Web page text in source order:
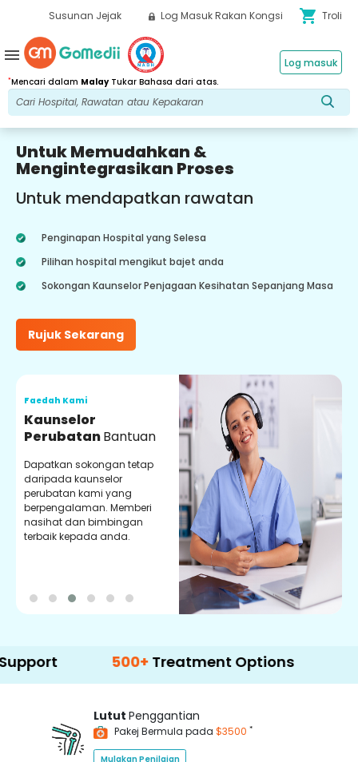
Susunan Jejak Log Masuk Rakan Kongsi shopping_cart Troli
*Mencari dalam MalayTukar Bahasa dari atas.
Log masuk
menu
Untuk Memudahkan &
Mengintegrasikan Proses
Untuk mendapatkan rawatan
Penginapan Hospital yang Selesa
Pilihan hospital mengikut bajet anda
Sokongan Kaunselor Penjagaan Kesihatan Sepanjang Masa
Rujuk Sekarang
Faedah Kami
Kaunselor
PerubatanBantuan
Dapatkan sokongan tetap
daripada kaunselor
perubatan kami yang
berpengalaman. Memberi
nasihat dan bimbingan
terbaik kepada anda.
500+ Treatment Options
Lutut Penggantian
Pakej Bermula pada $3500 *
Mulakan Penilaian